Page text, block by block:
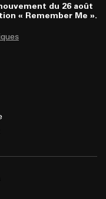
du 26 août
« Remember Me ».